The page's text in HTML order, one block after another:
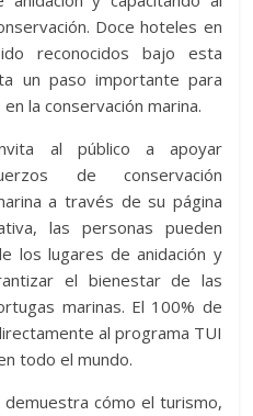
Doce hoteles en
reconocidos bajo esta
un paso importante para
la conservación marina.
al público a apoyar
de conservación
a través de su página
las personas pueden
los lugares de anidación y
el bienestar de las
marinas. El 100% de
al programa TUI
todo el mundo.
cómo el turismo,